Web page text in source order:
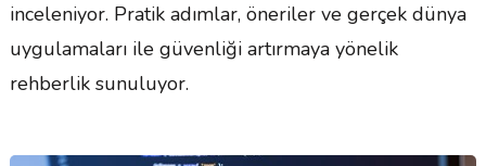
inceleniyor. Pratik adımlar, öneriler ve gerçek dünya
uygulamaları ile güvenliği artırmaya yönelik
rehberlik sunuluyor.